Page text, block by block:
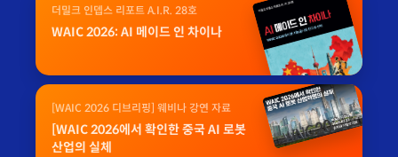
더밀크 인뎁스 리포트 A.I.R. 28호
WAIC 2026: AI 메이드 인 차이나
[WAIC 2026 디브리핑] 웨비나 강연 자료
[WAIC 2026에서 확인한 중국 AI 로봇
산업의 실체